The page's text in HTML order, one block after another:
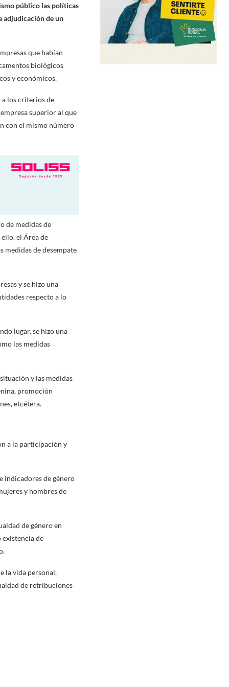
público las políticas
adjudicación de un
que habían
biológicos
y económicos.
a los criterios de
superior al que
con el mismo número
de medidas de
el Área de
medidas de desempate
y se hizo una
respecto a lo
lugar, se hizo una
las medidas
y las medidas
promoción
etcétera.
a la participación y
indicadores de género
y hombres de
de género en
existencia de
la vida personal,
de retribuciones